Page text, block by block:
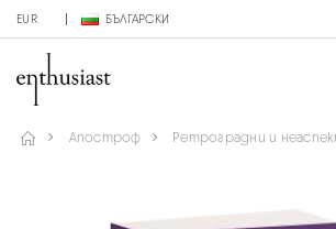
EUR БЪЛГАРСКИ
Апостроф Ретроградни и